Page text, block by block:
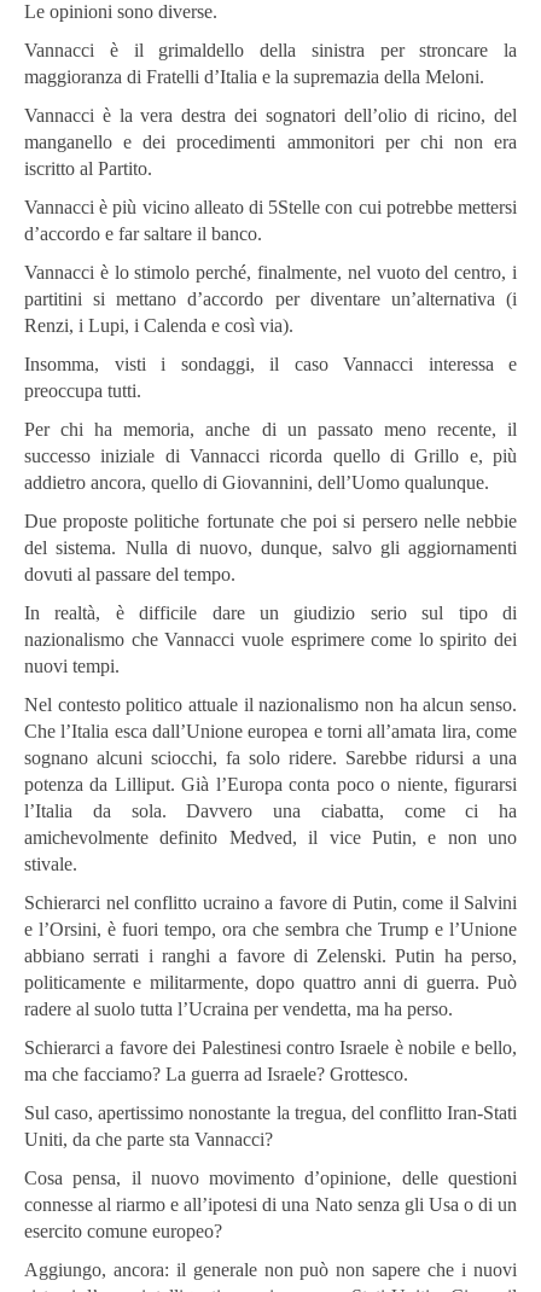
Le opinioni sono diverse.
Vannacci è il grimaldello della sinistra per stroncare la
maggioranza di Fratelli d’Italia e la supremazia della Meloni.
Vannacci è la vera destra dei sognatori dell’olio di ricino, del
manganello e dei procedimenti ammonitori per chi non era
iscritto al Partito.
Vannacci è più vicino alleato di 5Stelle con cui potrebbe mettersi
d’accordo e far saltare il banco.
Vannacci è lo stimolo perché, finalmente, nel vuoto del centro, i
partitini si mettano d’accordo per diventare un’alternativa (i
Renzi, i Lupi, i Calenda e così via).
Insomma, visti i sondaggi, il caso Vannacci interessa e
preoccupa tutti.
Per chi ha memoria, anche di un passato meno recente, il
successo iniziale di Vannacci ricorda quello di Grillo e, più
addietro ancora, quello di Giovannini, dell’Uomo qualunque.
Due proposte politiche fortunate che poi si persero nelle nebbie
del sistema. Nulla di nuovo, dunque, salvo gli aggiornamenti
dovuti al passare del tempo.
In realtà, è difficile dare un giudizio serio sul tipo di
nazionalismo che Vannacci vuole esprimere come lo spirito dei
nuovi tempi.
Nel contesto politico attuale il nazionalismo non ha alcun senso.
Che l’Italia esca dall’Unione europea e torni all’amata lira, come
sognano alcuni sciocchi, fa solo ridere. Sarebbe ridursi a una
potenza da Lilliput. Già l’Europa conta poco o niente, figurarsi
l’Italia da sola. Davvero una ciabatta, come ci ha
amichevolmente definito Medved, il vice Putin, e non uno
stivale.
Schierarci nel conflitto ucraino a favore di Putin, come il Salvini
e l’Orsini, è fuori tempo, ora che sembra che Trump e l’Unione
abbiano serrati i ranghi a favore di Zelenski. Putin ha perso,
politicamente e militarmente, dopo quattro anni di guerra. Può
radere al suolo tutta l’Ucraina per vendetta, ma ha perso.
Schierarci a favore dei Palestinesi contro Israele è nobile e bello,
ma che facciamo? La guerra ad Israele? Grottesco.
Sul caso, apertissimo nonostante la tregua, del conflitto Iran-Stati
Uniti, da che parte sta Vannacci?
Cosa pensa, il nuovo movimento d’opinione, delle questioni
connesse al riarmo e all’ipotesi di una Nato senza gli Usa o di un
esercito comune europeo?
Aggiungo, ancora: il generale non può non sapere che i nuovi